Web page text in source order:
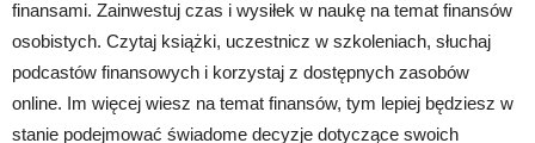
finansami. Zainwestuj czas i wysiłek w naukę na temat finansów
osobistych. Czytaj książki, uczestnicz w szkoleniach, słuchaj
podcastów finansowych i korzystaj z dostępnych zasobów
online. Im więcej wiesz na temat finansów, tym lepiej będziesz w
stanie podejmować świadome decyzje dotyczące swoich